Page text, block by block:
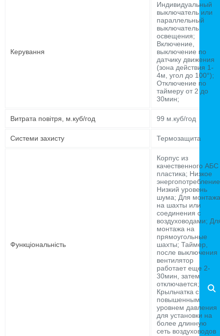
Керування
Индивидуальный
выключатель или
параллельный
выключатель
освещения;
Включение,
выключение по
датчику движения
(зона действия 1-
4м, угол до 100°);
Отключение по
таймеру от 2 до
30мин;
Витрата повітря, м.куб/год 99 м.куб/год
Системи захисту Термозащита
Функціональність
Корпус из
качественного АБС
пластика; Низкое
Низкий уровень
шума; Для монтажа
на шахты или
соединения с
воздуховодами;
монтажа на
прямоугольные
шахты; Таймер,
после выключения
вентилятор
работает еще 2-
30мин, затем
отключается;
Крыльчатка с
повышенным
уровнем давления
для установки на
более длинную
сеть воздуховодов